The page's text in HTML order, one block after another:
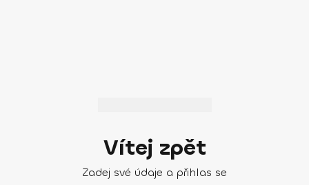
Vítej zpět
Zadej své údaje a přihlas se